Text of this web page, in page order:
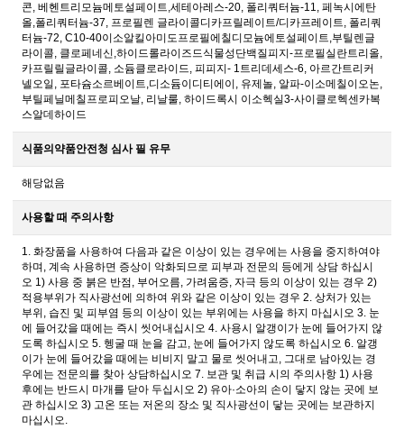
콘, 베헨트리모늄메토설페이트,세테아레스-20, 폴리쿼터늄-11, 페녹시에탄
올,폴리쿼터늄-37, 프로필렌 글라이콜디카프릴레이트/디카프레이트, 폴리쿼
터늄-72, C10-40이소알킬아미도프로필에칠디모늄에토설페이트,부틸렌글
라이콜, 클로페네신,하이드롤라이즈드식물성단백질피지-프로필실란트리올,
카프릴릴글라이콜, 소듐클로라이드, 피피지- 1트리데세스-6, 아르간트리커
넬오일, 포타슘소르베이트,디소듐이디티에이, 유제놀, 알파-이소메칠이오논,
부틸페닐메칠프로피오날, 리날룰, 하이드록시 이소헥실3-사이클로헥센카복
스알데하이드
식품의약품안전청 심사 필 유무
해당없음
사용할 때 주의사항
1. 화장품을 사용하여 다음과 같은 이상이 있는 경우에는 사용을 중지하여야
하며, 계속 사용하면 증상이 악화되므로 피부과 전문의 등에게 상담 하십시
오 1) 사용 중 붉은 반점, 부어오름, 가려움증, 자극 등의 이상이 있는 경우 2)
적용부위가 직사광선에 의하여 위와 같은 이상이 있는 경우 2. 상처가 있는
부위, 습진 및 피부염 등의 이상이 있는 부위에는 사용을 하지 마십시오 3. 눈
에 들어갔을 때에는 즉시 씻어내십시오 4. 사용시 알갱이가 눈에 들어가지 않
도록 하십시오 5. 헹굴 때 눈을 감고, 눈에 들어가지 않도록 하십시오 6. 알갱
이가 눈에 들어갔을 때에는 비비지 말고 물로 씻어내고, 그대로 남아있는 경
우에는 전문의를 찾아 상담하십시오 7. 보관 및 취급 시의 주의사항 1) 사용
후에는 반드시 마개를 닫아 두십시오 2) 유아·소아의 손이 닿지 않는 곳에 보
관 하십시오 3) 고온 또는 저온의 장소 및 직사광선이 닿는 곳에는 보관하지
마십시오.